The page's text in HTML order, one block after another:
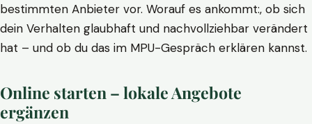
bestimmten Anbieter vor. Worauf es ankommt:, ob sich
dein Verhalten glaubhaft und nachvollziehbar verändert
hat – und ob du das im MPU-Gespräch erklären kannst.
Online starten – lokale Angebote
ergänzen